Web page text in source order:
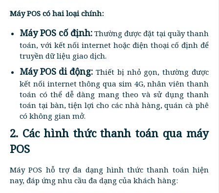
Máy POS có hai loại chính:
Máy POS cố định: Thường được đặt tại quầy thanh
toán, với kết nối internet hoặc điện thoại cố định để
truyền dữ liệu giao dịch.
Máy POS di động: Thiết bị nhỏ gọn, thường được
kết nối internet thông qua sim 4G, nhân viên thanh
toán có thể dễ dàng mang theo và sử dụng thanh
toán tại bàn, tiện lợi cho các nhà hàng, quán cà phê
có không gian mở.
2. Các hình thức thanh toán qua máy
POS
Máy POS hỗ trợ đa dạng hình thức thanh toán hiện
nay, đáp ứng nhu cầu đa dạng của khách hàng: